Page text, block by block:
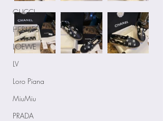
GUCCI
HERMES
LOEWE
LV
Loro Piana
MiuMiu
PRADA